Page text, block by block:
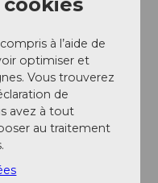
à l’aide de
optimiser et
Vous trouverez
de
avez à tout
au traitement